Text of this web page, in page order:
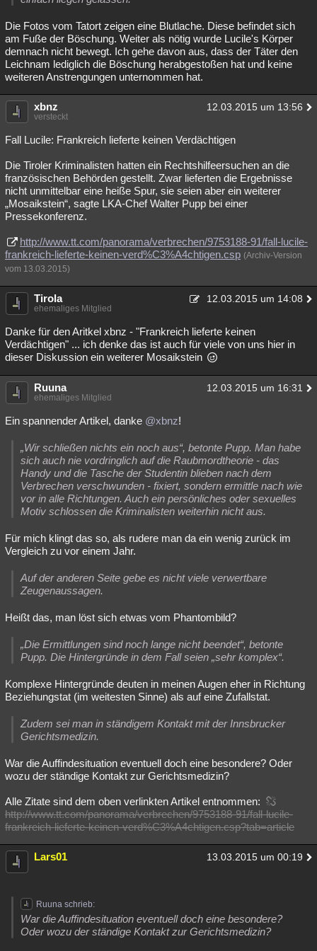
Die Fotos vom Tatort zeigen eine Blutlache. Diese befindet sich
am Fuße der Böschung. Weiter als nötig wurde Lucile's Körper
demnach nicht bewegt. Ich gehe davon aus, dass der Täter den
Leichnam lediglich die Böschung herabgestoßen hat und keine
weiteren Anstrengungen unternommen hat.
xbnz 12.03.2015 um 13:56
versteckt
Fall Lucile: Frankreich lieferte keinen Verdächtigen
Die Tiroler Kriminalisten hatten ein Rechtshilfeersuchen an die
französischen Behörden gestellt. Zwar lieferten die Ergebnisse
nicht unmittelbar eine heiße Spur, sie seien aber ein weiterer
„Mosaikstein“, sagte LKA-Chef Walter Pupp bei einer
Pressekonferenz.
http://www.tt.com/panorama/verbrechen/9753188-91/fall-lucile-
frankreich-lieferte-keinen-verd%C3%A4chtigen.csp (Archiv-Version
vom 13.03.2015)
Tirola 12.03.2015 um 14:08
ehemaliges Mitglied
Danke für den Aritkel xbnz - "Frankreich lieferte keinen
Verdächtigen" ... ich denke das ist auch für viele von uns hier in
dieser Diskussion ein weiterer Mosaikstein
Ruuna 12.03.2015 um 16:31
ehemaliges Mitglied
Ein spannender Artikel, danke @xbnz!
„Wir schließen nichts ein noch aus“, betonte Pupp. Man habe
sich auch nie vordringlich auf die Raubmordtheorie - das
Handy und die Tasche der Studentin blieben nach dem
Verbrechen verschwunden - fixiert, sondern ermittle nach wie
vor in alle Richtungen. Auch ein persönliches oder sexuelles
Motiv schlossen die Kriminalisten weiterhin nicht aus.
Für mich klingt das so, als rudere man da ein wenig zurück im
Vergleich zu vor einem Jahr.
Auf der anderen Seite gebe es nicht viele verwertbare
Zeugenaussagen.
Heißt das, man löst sich etwas vom Phantombild?
„Die Ermittlungen sind noch lange nicht beendet“, betonte
Pupp. Die Hintergründe in dem Fall seien „sehr komplex“.
Komplexe Hintergründe deuten in meinen Augen eher in Richtung
Beziehungstat (im weitesten Sinne) als auf eine Zufallstat.
Zudem sei man in ständigem Kontakt mit der Innsbrucker
Gerichtsmedizin.
War die Auffindesituation eventuell doch eine besondere? Oder
wozu der ständige Kontakt zur Gerichtsmedizin?
Alle Zitate sind dem oben verlinkten Artikel entnommen:
http://www.tt.com/panorama/verbrechen/9753188-91/fall-lucile-
frankreich-lieferte-keinen-verd%C3%A4chtigen.csp?tab=article
Lars01 13.03.2015 um 00:19
Ruuna schrieb:
War die Auffindesituation eventuell doch eine besondere?
Oder wozu der ständige Kontakt zur Gerichtsmedizin?